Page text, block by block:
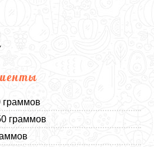
граммов
граммов